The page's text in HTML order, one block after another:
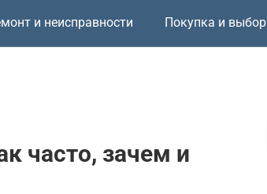
и неисправности Покупка и выбор
часто, зачем и